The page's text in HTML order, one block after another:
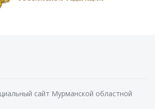
сайт Мурманской областной